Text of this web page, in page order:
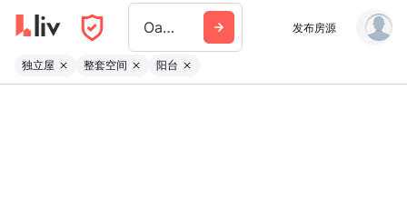
Oakridge Park 发布房源
独立屋 整套空间 阳台